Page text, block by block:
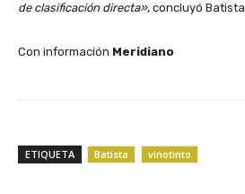
de clasificación directa», concluyó Batista.
Con información Meridiano
ETIQUETA Batista vinotinto